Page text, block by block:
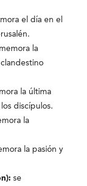
el día en el
la
la última
discípulos.
la
la pasión y
se